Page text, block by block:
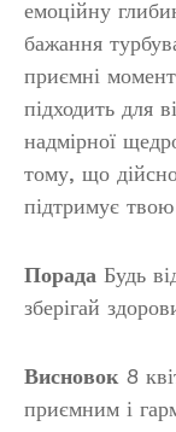
емоційну
бажання
приємні
підходить для
надмірної
тому, що
підтримує
Порада Будь
зберігай
Висновок 8
приємним і